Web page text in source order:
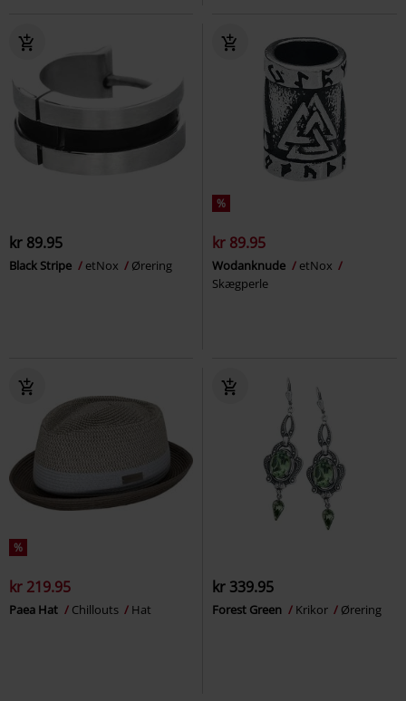
kr 89.95
Black Stripe etNox Ørering
%
kr 89.95
Wodanknude
etNox
Skægperle
%
kr 219.95
Paea Hat Chillouts Hat
kr 339.95
Forest Green Krikor Ørering